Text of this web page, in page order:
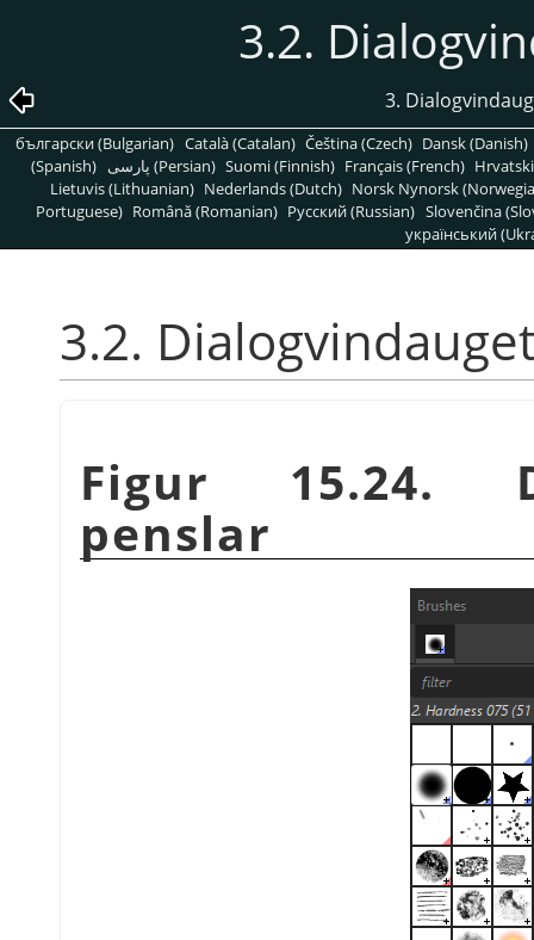
3.2.
3.
български (Bulgarian) Català (Catalan) Čeština (Czech) Dansk (Danish)
(Spanish)
پارسی (Persian) Suomi (Finnish) Français (French)
Lietuvis (Lithuanian) Nederlands (Dutch) Norsk Nynorsk
Portuguese) Română (Romanian) Pусский (Russian) Slovenčina
український
3.2.
Figur 15.24.
penslar